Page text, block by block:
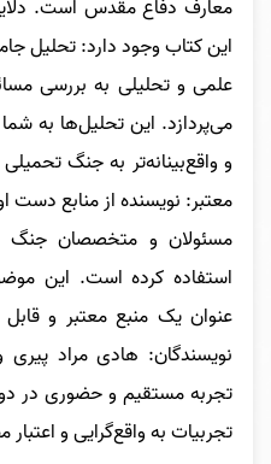
معارف دفاع مقدس است.
این کتاب وجود دارد: تحلیل
علمی و تحلیلی به بررسی
می‌پردازد. این تحلیل‌ها به
و واقع‌بینانه‌تر به جنگ
معتبر: نویسنده از منابع
مسئولان و متخصصان جنگ
استفاده کرده است. این
عنوان یک منبع معتبر و
نویسندگان: هادی مراد پیری
تجربه مستقیم و حضوری در
تجربیات به واقع‌گرایی و